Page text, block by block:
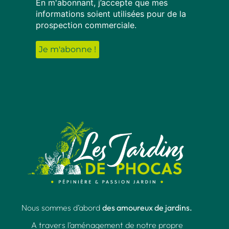
En m'abonnant, j’accepte que mes
informations soient utilisées pour de la
prospection commerciale.
Nous sommes d’abord des amoureux de jardins.
A travers l’aménagement de notre propre